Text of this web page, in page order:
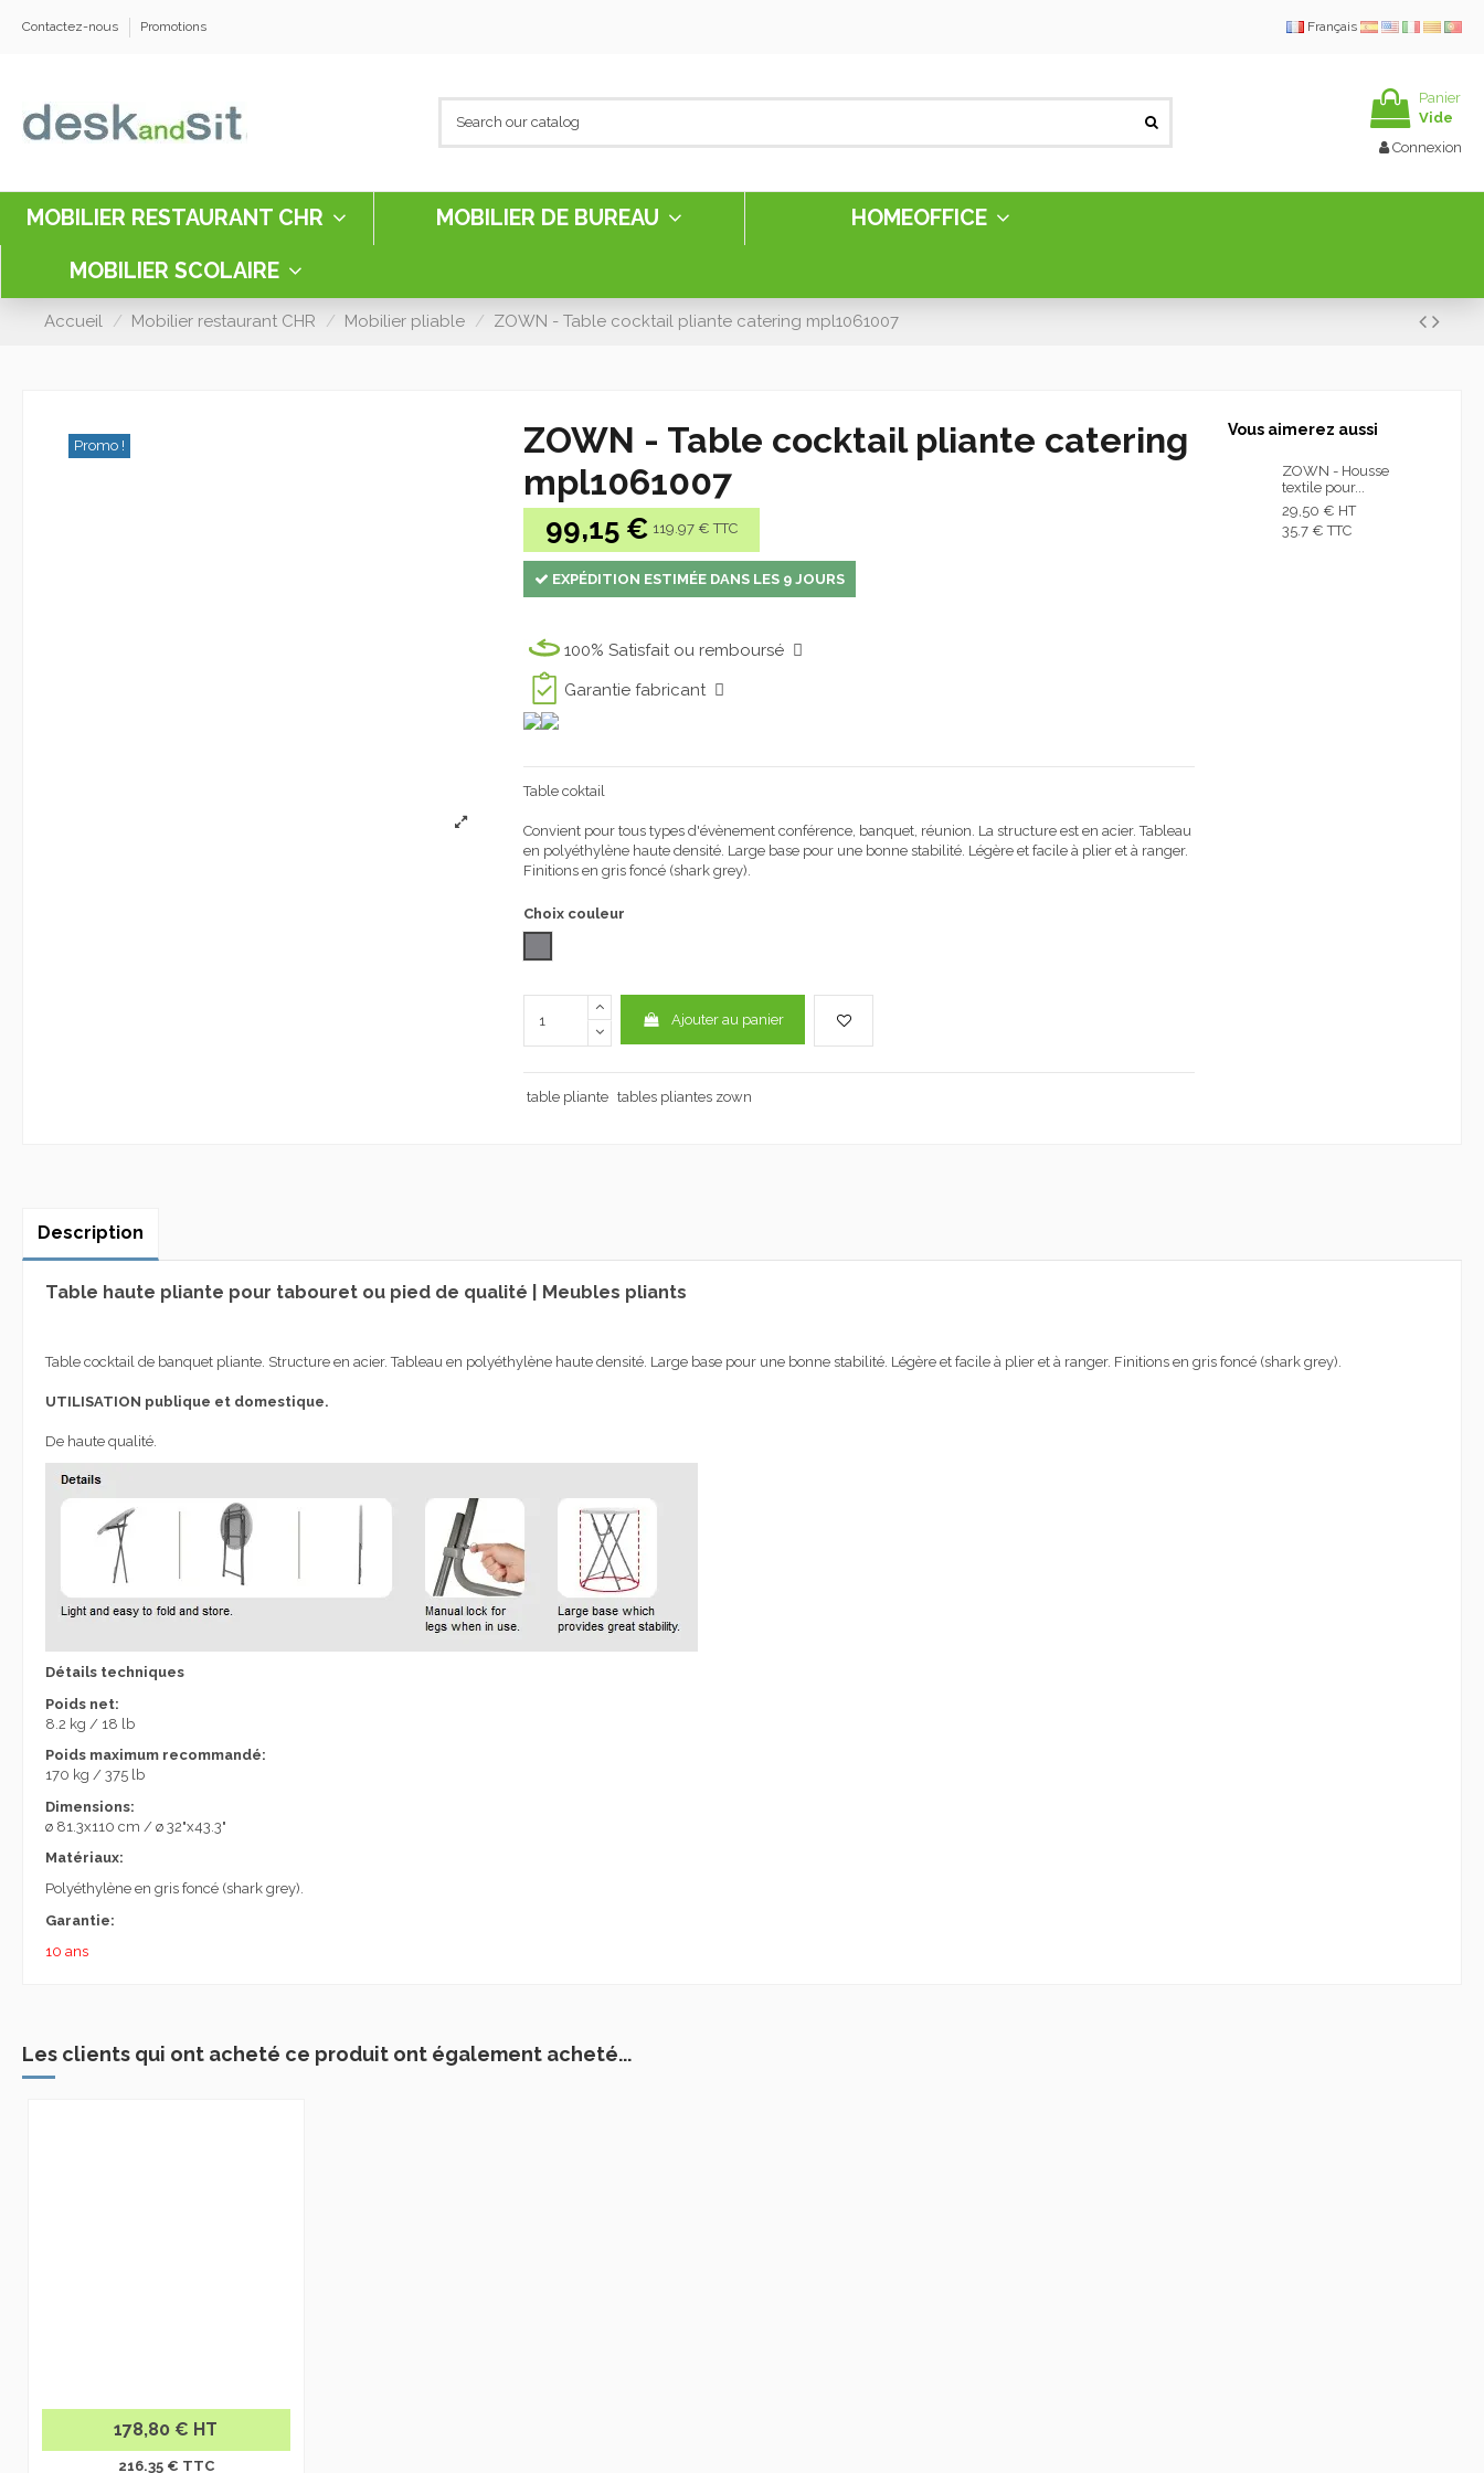
Contactez-nous Promotions Français
Panier
Vide
Connexion
MOBILIER RESTAURANT CHR MOBILIER DE BUREAU HOMEOFFICE
MOBILIER SCOLAIRE
Accueil Mobilier restaurant CHR Mobilier pliable ZOWN - Table cocktail pliante catering mpl1061007
Promo !
ZOWN - Table cocktail pliante catering
mpl1061007
99,15 € 119.97 € TTC
EXPÉDITION ESTIMÉE DANS LES 9 JOURS
100% Satisfait ou remboursé
Garantie fabricant
Table coktail
Convient pour tous types d'évènement conférence, banquet, réunion. La structure est en acier. Tableau
en polyéthylène haute densité. Large base pour une bonne stabilité. Légère et facile à plier et à ranger.
Finitionsen gris foncé (shark grey).
Choix couleur
Ajouter au panier
table pliante tables pliantes zown
Vous aimerez aussi
ZOWN - Housse
textile pour...
29,50 € HT
35.7 € TTC
Description
Table haute pliante pour tabouret ou pied de qualité | Meubles pliants
Table cocktail de banquet pliante. Structure en acier. Tableau en polyéthylène haute densité. Large basepour une bonnestabilité. L égère et facile à plier et à ranger. Finitions en gris foncé (shark grey).
UTILISATION publique et domestique.
De haute qualité.
Détails techniques
Poids net:
8.2 kg / 18 lb
Poids maximum recommandé:
170 kg / 375 lb
Dimensions:
ø 81.3x110 cm / ø 32"x43.3"
Matériaux:
Polyéthylène en gris foncé (shark grey).
Garantie:
10 ans
Les clients qui ont acheté ce produit ont également acheté...
178,80 € HT
216.35 € TTC